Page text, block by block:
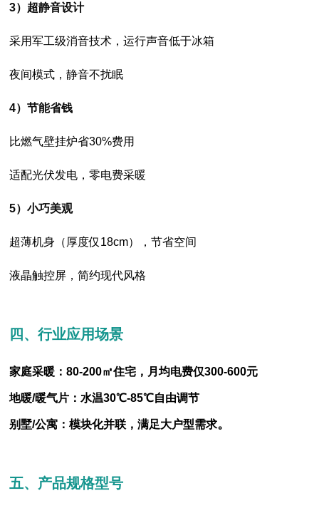
3）超静音设计
采用军工级消音技术，运行声音低于冰箱
夜间模式，静音不扰眠
4）节能省钱
比燃气壁挂炉省30%费用
适配光伏发电，零电费采暖
5）小巧美观
超薄机身（厚度仅18cm），节省空间
液晶触控屏，简约现代风格
四、行业应用场景
家庭采暖：80-200㎡住宅，月均电费仅300-600元
地暖/暖气片：水温30℃-85℃自由调节
别墅/公寓：模块化并联，满足大户型需求。
五、产品规格型号